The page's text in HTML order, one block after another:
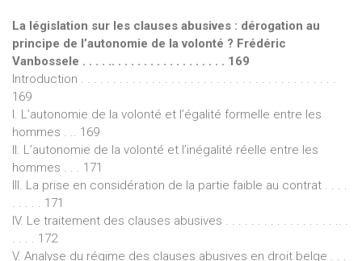
La législation sur les clauses abusives : dérogation au
principe de l’autonomie de la volonté ? Frédéric
Vanbossele . . . . .. . . . . . . . . . . . . . . . . . 169
Introduction . . . . . . . . . . . . . . . . . . . . . . . . . . . . . . . . . . . . . . . .
169
I. L’autonomie de la volonté et l’égalité formelle entre les
hommes . .. 169
II. L’autonomie de la volonté et l’inégalité réelle entre les
hommes . . . 171
III. La prise en considération de la partie faible au contrat . . . .
. . . . . 171
IV. Le traitement des clauses abusives . . . . . . . . . . . . . . . . . .. .
. . . . 172
V. Analyse du régime des clauses abusives en droit belge . . .